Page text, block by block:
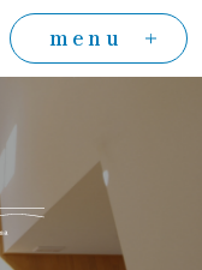
menu